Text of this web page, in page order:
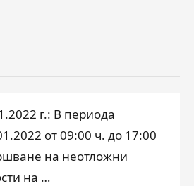
г.: В периода
от 09:00 ч. до 17:00
на неотложни
на …